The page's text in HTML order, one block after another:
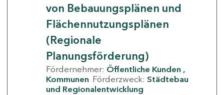
von Bebauungsplänen und
Flächennutzungsplänen
(Regionale
Planungsförderung)
Fördernehmer: Öffentliche Kunden
Kommunen Förderzweck: Städtebau
und Regionalentwicklung